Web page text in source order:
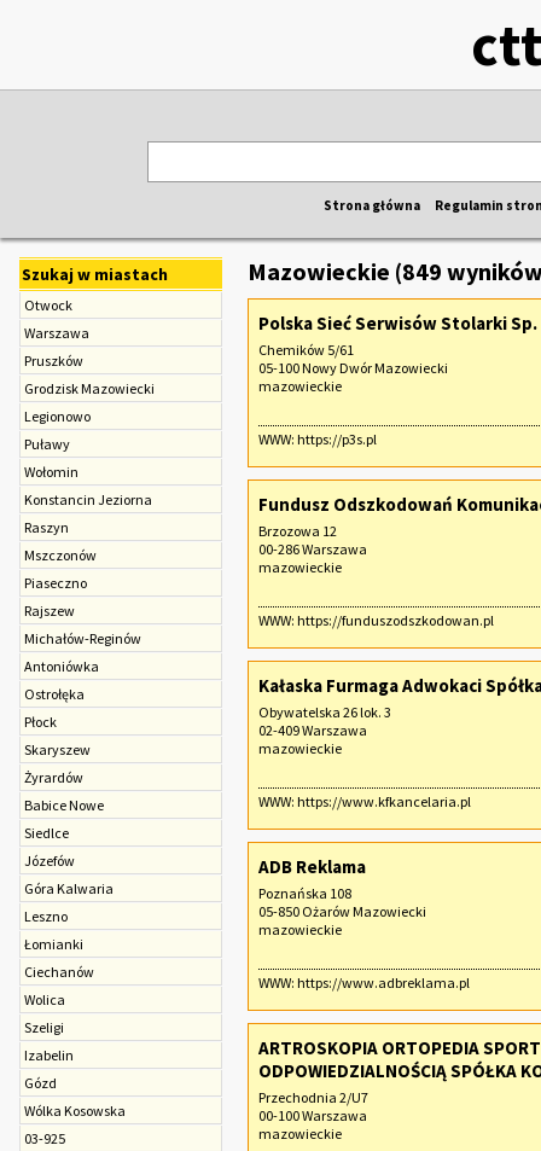
Strona główna Regulamin
Szukaj w miastach
Otwock
Warszawa
Pruszków
Grodzisk Mazowiecki
Legionowo
Puławy
Wołomin
Konstancin Jeziorna
Raszyn
Mszczonów
Piaseczno
Rajszew
Michałów-Reginów
Antoniówka
Ostrołęka
Płock
Skaryszew
Żyrardów
Babice Nowe
Siedlce
Józefów
Góra Kalwaria
Leszno
Łomianki
Ciechanów
Wolica
Szeligi
Izabelin
Gózd
Wólka Kosowska
03-925
Mazowieckie (849
Polska Sieć Serwisów Stolarki Sp.
Chemików 5/61
05-100 Nowy Dwór Mazowiecki
mazowieckie
WWW: https://p3s.pl
Fundusz Odszkodowań
Brzozowa 12
00-286 Warszawa
mazowieckie
WWW: https://funduszodszkodowan.pl
Kałaska Furmaga Adwokaci
Obywatelska 26 lok. 3
02-409 Warszawa
mazowieckie
WWW: https://www.kfkancelaria.pl
ADB Reklama
Poznańska 108
05-850 Ożarów Mazowiecki
mazowieckie
WWW: https://www.adbreklama.pl
ARTROSKOPIA ORTOPEDIA
ODPOWIEDZIALNOŚCIĄ SPÓŁKA
Przechodnia 2/U7
00-100 Warszawa
mazowieckie